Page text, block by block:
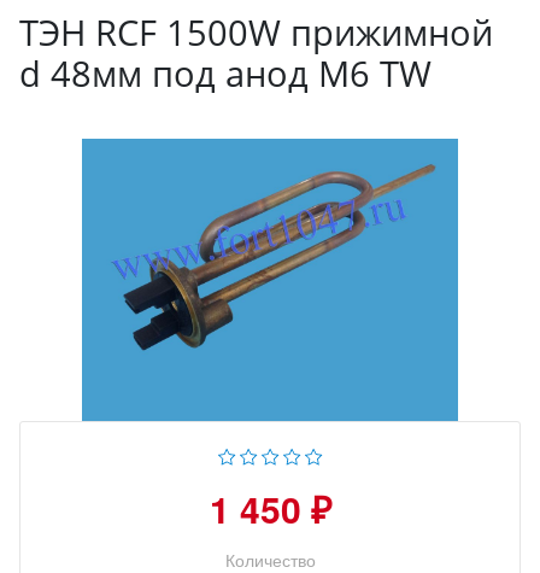
ТЭН RCF 1500W прижимной
d 48мм под анод М6 TW
1 450 ₽
Количество